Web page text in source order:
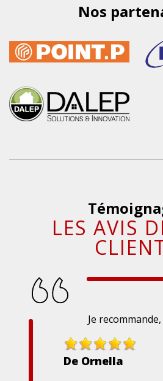
Nos
LES AVIS
Je
De Ornella